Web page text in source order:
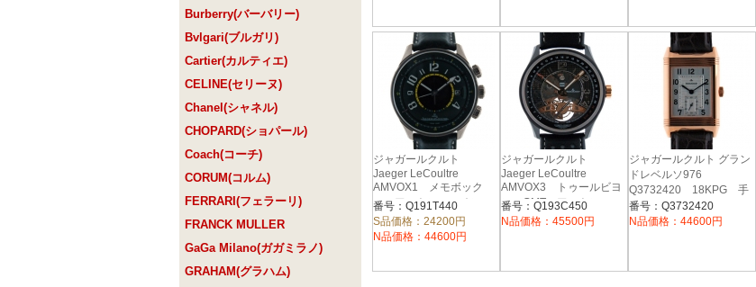
Burberry(バーバリー)
Bvlgari(ブルガリ)
Cartier(カルティエ)
CELINE(セリーヌ)
Chanel(シャネル)
CHOPARD(ショパール)
Coach(コーチ)
CORUM(コルム)
FERRARI(フェラーリ)
FRANCK MULLER
GaGa Milano(ガガミラノ)
GRAHAM(グラハム)
ジャガールクルト
Jaeger LeCoultre
AMVOX1 メモボック
ス アストンマーチン
Q191T440 グリーン
番号：Q191T440
S品価格：24200円
N品価格：44600円
ジャガールクルト
Jaeger LeCoultre
AMVOX3 トゥールビヨ
ン GMT アストンマー
チン Q193C450
番号：Q193C450
N品価格：45500円
ジャガールクルト グラン
ドレベルソ976
Q3732420 18KPG 手
巻き シルバー
番号：Q3732420
N品価格：44600円